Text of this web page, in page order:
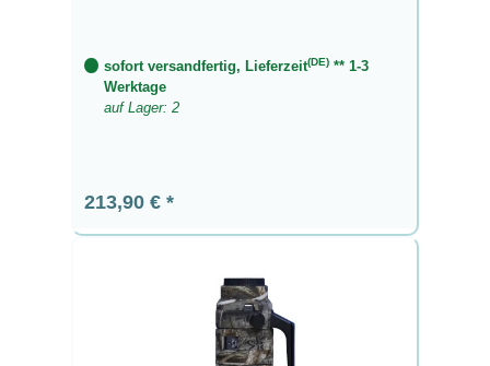
sofort versandfertig, Lieferzeit(DE)** 1-3
Werktage
auf Lager: 2
Regulärer Preis:
213,90 €